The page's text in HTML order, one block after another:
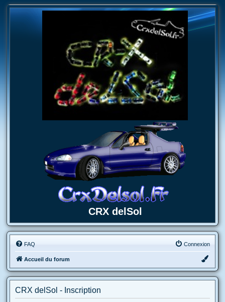
CRX delSol
FAQ Connexion
Accueil du forum
CRX delSol - Inscription